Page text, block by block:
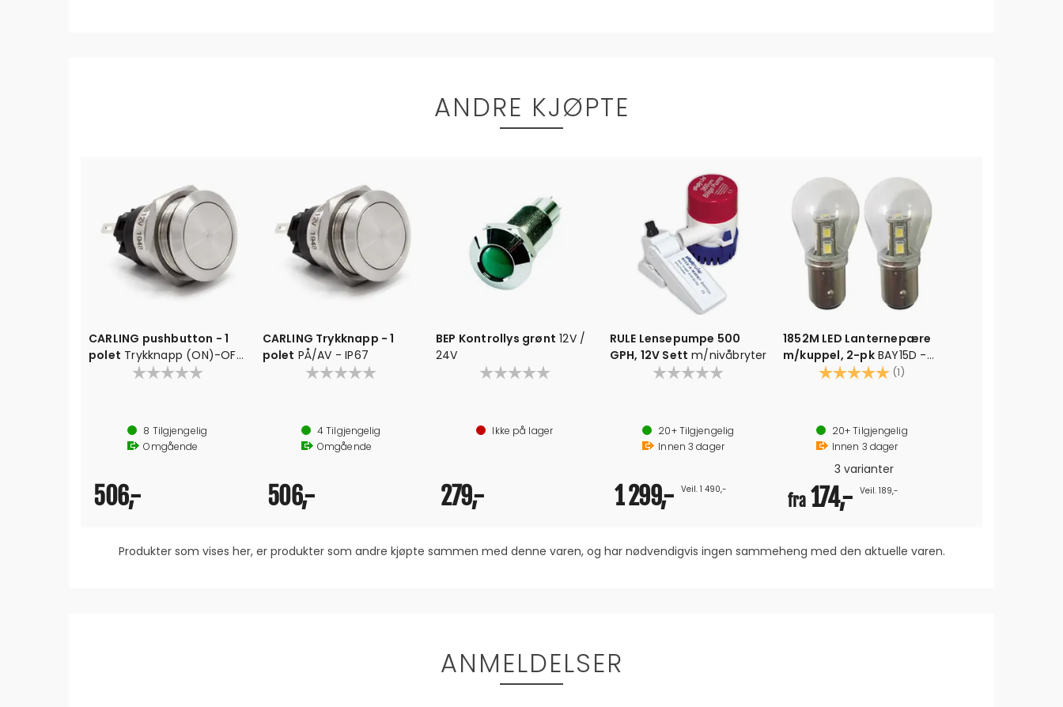
ANDRE KJØPTE
CARLING pushbutton - 1
polet Trykknapp (ON)-OFF
8 Tilgjengelig
Omgående
506,-
CARLING Trykknapp - 1
polet PÅ/AV - IP67
4Tilgjengelig
Omgående
506,-
BEP Kontrollys grønt 12V /
24V
Ikke på lager
279,-
RULE Lensepumpe 500
GPH, 12V Sett m/nivåbryter
20+Tilgjengelig
Innen3 dager
1 299,- Veil. 1 490,-
1852M LED Lanternepære
m/kuppel, 2-pk BAY15D -
Hvit/Rød/Grønn - 12/24V
Karakter: (1)
HVIT/RØD/GRØNN
20+Tilgjengelig
Innen 3 dager
3 varianter
fra 174,- Veil. 189,-
Produkter som vises her, er produkter som andre kjøpte sammen med denne varen, og har nødvendigvis ingen sammeheng med den aktuelle varen.
ANMELDELSER